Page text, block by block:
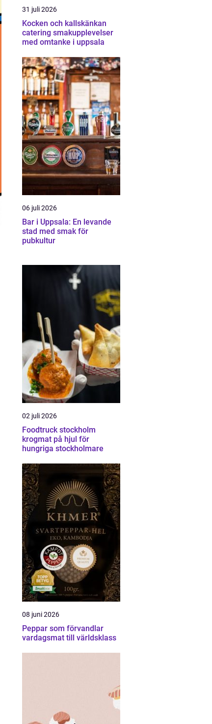
31 juli 2026
Kocken och kallskänkan
catering smakupplevelser
med omtanke i uppsala
06 juli 2026
Bar i Uppsala: En levande
stad med smak för
pubkultur
02 juli 2026
Foodtruck stockholm
krogmat på hjul för
hungriga stockholmare
08 juni 2026
Peppar som förvandlar
vardagsmat till världsklass